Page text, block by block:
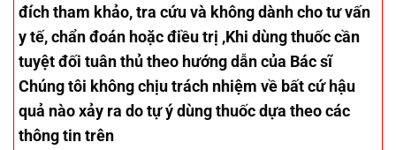
đích tham khảo, tra cứu và không dành cho tư vấn
y tế, chẩn đoán hoặc điều trị ,Khi dùng thuốc cần
tuyệt đối tuân thủ theo hướng dẫn của Bác sĩ
Chúng tôi không chịu trách nhiệm về bất cứ hậu
quả nào xảy ra do tự ý dùng thuốc dựa theo các
thông tin trên